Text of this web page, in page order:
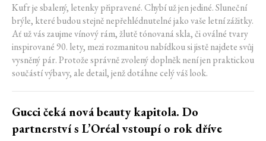
Kufr je sbalený, letenky připravené. Chybí už jen jediné. Sluneční
brýle, které budou stejně nepřehlédnutelné jako vaše letní zážitky.
Ať už vás zaujme vínový rám, žlutě tónovaná skla, či oválné tvary
inspirované 90. lety, mezi rozmanitou nabídkou si jistě najdete svůj
vysněný pár. Protože správně zvolený doplněk není jen praktickou
součástí výbavy, ale detail, jenž dotáhne celý váš look.
Gucci čeká nová beauty kapitola. Do
partnerství s L’Oréal vstoupí o rok dříve